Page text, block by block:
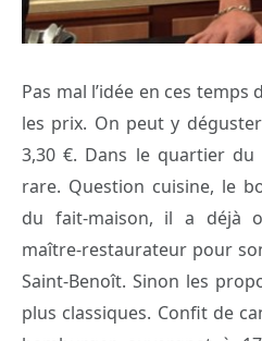
Pas mal l’idée en ces temps
les prix. On peut y
3,30 €. Dans le quartier du
rare. Question cuisine, le
du fait-maison, il a déjà
maître-restaurateur pour
Saint-Benoît. Sinon les
plus classiques. Confit de